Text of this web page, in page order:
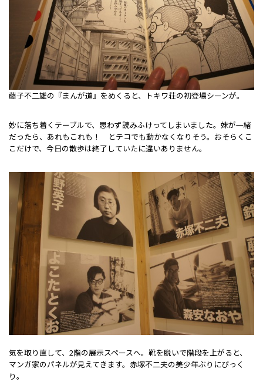
藤子不二雄の『まんが道』をめくると、トキワ荘の初登場シーンが。
妙に落ち着くテーブルで、思わず読みふけってしまいました。妹が一緒
だったら、あれもこれも！ とテコでも動かなくなりそう。おそらくこ
こだけで、今日の散歩は終了していたに違いありません。
気を取り直して、2階の展示スペースへ。靴を脱いで階段を上がると、
マンガ家のパネルが見えてきます。赤塚不二夫の美少年ぶりにびっく
り。